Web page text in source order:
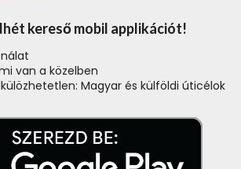
kereső mobil applikációt!
van a közelben
Magyar és külföldi úticélok